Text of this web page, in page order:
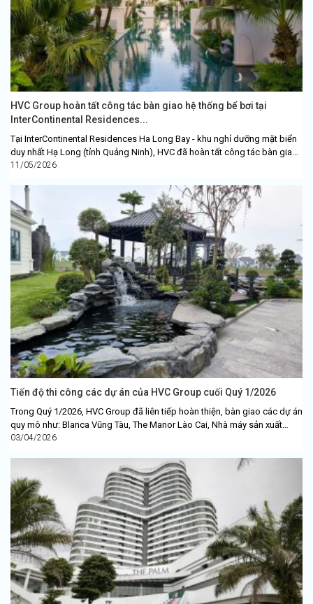
HVC Group hoàn tất công tác bàn giao hệ thống bể bơi tại
InterContinental Residences...
Tại InterContinental Residences Ha Long Bay - khu nghỉ dưỡng mặt biển
duy nhất Hạ Long (tỉnh Quảng Ninh), HVC đã hoàn tất công tác bàn giao
hệ thống bể...
11/05/2026
Tiến độ thi công các dự án của HVC Group cuối Quý 1/2026
Trong Quý 1/2026, HVC Group đã liên tiếp hoàn thiện, bàn giao các dự án
quy mô như: Blanca Vũng Tàu, The Manor Lào Cai, Nhà máy sản xuất
ATR....
03/04/2026